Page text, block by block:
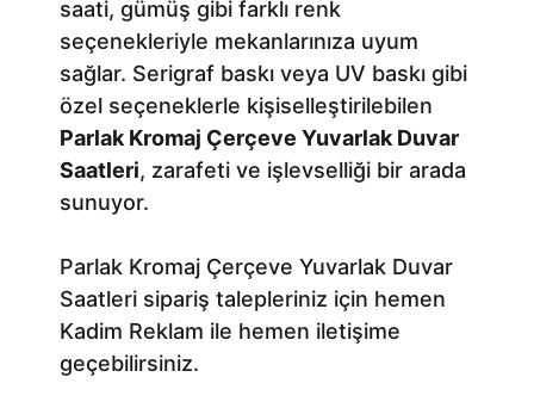
saati, gümüş gibi farklı renk
seçenekleriyle mekanlarınıza uyum
sağlar. Serigraf baskı veya UV baskı gibi
özel seçeneklerle kişiselleştirilebilen
Parlak Kromaj Çerçeve Yuvarlak Duvar
Saatleri, zarafeti ve işlevselliği bir arada
sunuyor.
Parlak Kromaj Çerçeve Yuvarlak Duvar
Saatleri sipariş talepleriniz için hemen
Kadim Reklam ile hemen iletişime
geçebilirsiniz.